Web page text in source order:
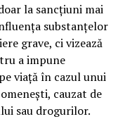
la sancțiuni mai
substanțelor
grave, ci vizează
a impune
viață în cazul unui
cauzat de
sau drogurilor.